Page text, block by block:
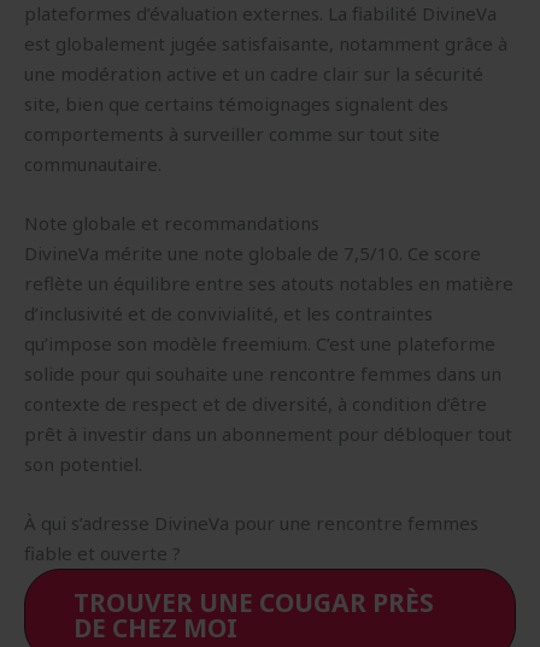
plateformes d’évaluation externes. La fiabilité DivineVa
est globalement jugée satisfaisante, notamment grâce à
une modération active et un cadre clair sur la sécurité
site, bien que certains témoignages signalent des
comportements à surveiller comme sur tout site
communautaire.
Note globale et recommandations
DivineVa mérite une note globale de 7,5/10. Ce score
reflète un équilibre entre ses atouts notables en matière
d’inclusivité et de convivialité, et les contraintes
qu’impose son modèle freemium. C’est une plateforme
solide pour qui souhaite une rencontre femmes dans un
contexte de respect et de diversité, à condition d’être
prêt à investir dans un abonnement pour débloquer tout
son potentiel.
À qui s’adresse DivineVa pour une rencontre femmes
fiable et ouverte ?
TROUVER UNE COUGAR PRÈS
DE CHEZ MOI